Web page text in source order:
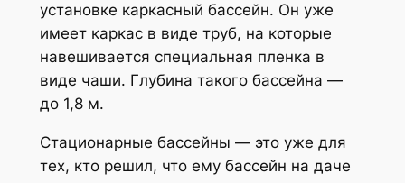
установке каркасный бассейн. Он уже
имеет каркас в виде труб, на которые
навешивается специальная пленка в
виде чаши. Глубина такого бассейна —
до 1,8 м.
Стационарные бассейны — это уже для
тех, кто решил, что ему бассейн на даче